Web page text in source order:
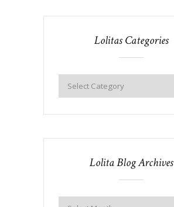
Lolitas Categories
Lolita Blog Archives